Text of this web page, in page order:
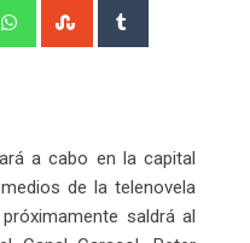
WhatsappStumbleUpon
a cabo en la capital
de la telenovela
próximamente saldrá al